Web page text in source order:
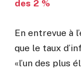
des 2 %
En entrevue à
que le taux
«l’un des plus